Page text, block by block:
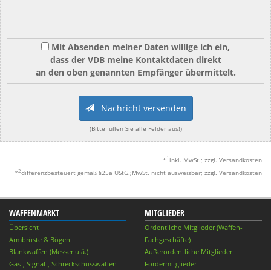
Mit Absenden meiner Daten willige ich ein,
dass der VDB meine Kontaktdaten direkt
an den oben genannten Empfänger übermittelt.
Nachricht versenden
(Bitte füllen Sie alle Felder aus!)
* 1 inkl. MwSt.; zzgl. Versandkosten
*2differenzbesteuert gemäß §25a UStG.;MwSt. nicht ausweisbar; zzgl. Versandkosten
WAFFENMARKT
Übersicht
Armbrüste & Bögen
Blankwaffen (Messer u.ä.)
Gas-, Signal-, Schreckschusswaffen
MITGLIEDER
Ordentliche Mitglieder (Waffen-
Fachgeschäfte)
Außerordentliche Mitglieder
Fördermitglieder